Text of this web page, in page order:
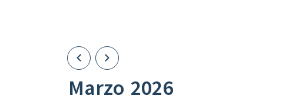
Marzo 2026